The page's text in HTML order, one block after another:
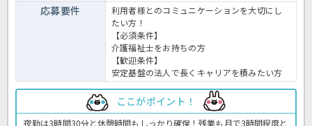
応募要件
利用者様とのコミュニケーションを大切にし
たい方！
【必須条件】
介護福祉士をお持ちの方
【歓迎条件】
安定基盤の法人で長くキャリアを積みたい方
ここがポイント！
夜勤は3時間30分と休憩時間もしっかり確保！残業も月で3時間程度と